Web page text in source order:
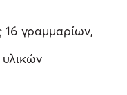
16 γραμμαρίων,